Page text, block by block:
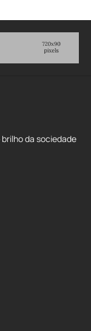
da sociedade